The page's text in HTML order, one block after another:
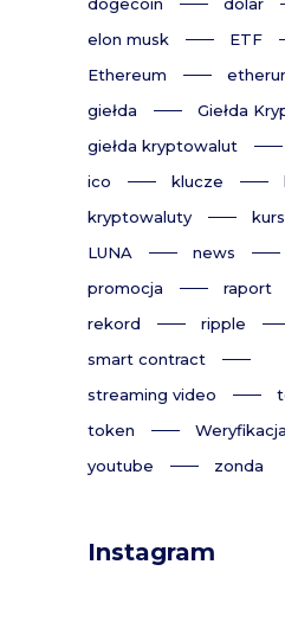
elon musk
ETF
Ethereum
giełda
Giełda
giełda kryptowalut
ico
klucze
kryptowaluty
LUNA
news
promocja
raport
rekord
ripple
smart contract
streaming video
token
Weryfikacja
youtube
zonda
Instagram